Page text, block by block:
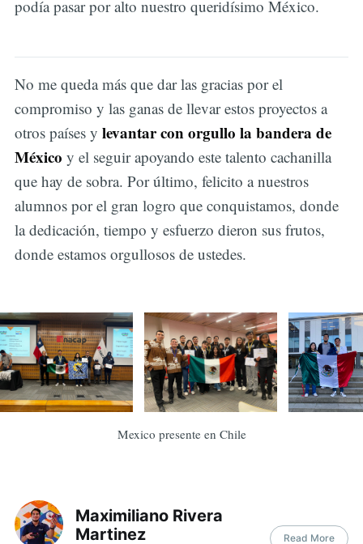
podía pasar por alto nuestro queridísimo México.
No me queda más que dar las gracias por el
compromiso y las ganas de llevar estos proyectos a
otros países y levantar con orgullo la bandera de
México y el seguir apoyando este talento cachanilla
que hay de sobra. Por último, felicito a nuestros
alumnos por el gran logro que conquistamos, donde
la dedicación, tiempo y esfuerzo dieron sus frutos,
donde estamos orgullosos de ustedes.
Mexico presente en Chile
Maximiliano Rivera
Martinez
Read More